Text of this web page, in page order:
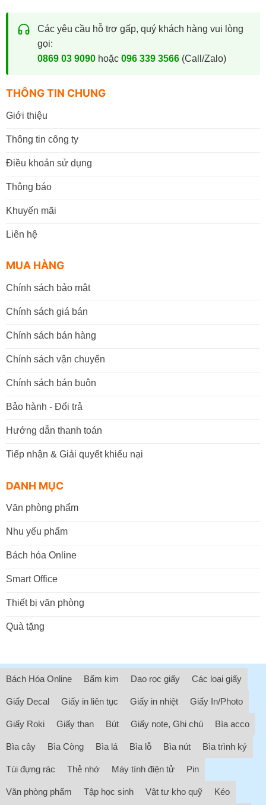
Các yêu cầu hỗ trợ gấp, quý khách hàng vui lòng
gọi:
0869 03 9090hoặc 096 339 3566(Call/Zalo)
THÔNG TIN CHUNG
Giới thiệu
Thông tin công ty
Điều khoản sử dụng
Thông báo
Khuyến mãi
Liên hệ
MUA HÀNG
Chính sách bảo mật
Chính sách giá bán
Chính sách bán hàng
Chính sách vận chuyển
Chính sách bán buôn
Bảo hành - Đổi trả
Hướng dẫn thanh toán
Tiếp nhận & Giải quyết khiếu nại
DANH MỤC
Văn phòng phẩm
Nhu yếu phẩm
Bách hóa Online
Smart Office
Thiết bị văn phòng
Quà tặng
Bách Hóa Online Bấm kim Dao rọc giấy Các loại giấy
Giấy Decal Giấy in liên tục Giấy in nhiệt Giấy In/Photo
Giấy Roki Giấy than Bút Giấy note, Ghi chú Bìa acco
Bìa cây Bìa Còng Bìa lá Bìa lỗ Bìa nút Bìa trình ký
Túi đựng rác Thẻ nhớ Máy tính điện tử Pin
Văn phòng phẩm Tập học sinh Vật tư kho quỹ Kéo